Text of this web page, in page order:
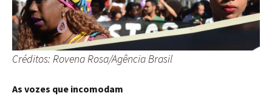
Créditos: Rovena Rosa/Agência Brasil
As vozes que incomodam